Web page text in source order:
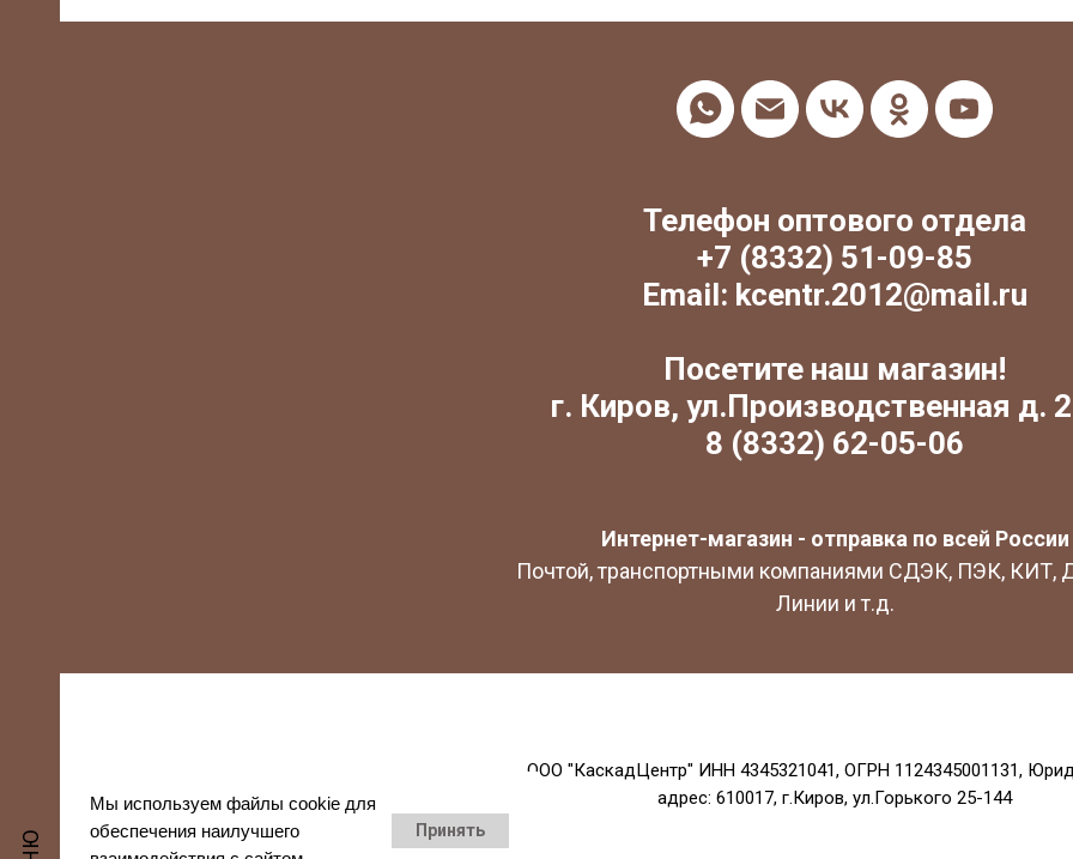
Телефон оптового отдела
+7 (8332) 51-09-85
Email: kcentr.2012@mail.ru
Посетите наш магазин!
г. Киров, ул.Производственная д.
8 (8332) 62-05-06
Интернет-магазин - отправка по всей России
Почтой, транспортными компаниями СДЭК, ПЭК, КИТ,
Линии и т.д.
ООО "КаскадЦентр" ИНН 4345321041, ОГРН 1124345001131,
адрес: 610017, г.Киров, ул.Горького 25-144
Мы используем файлы cookie для
обеспечения наилучшего
Принять